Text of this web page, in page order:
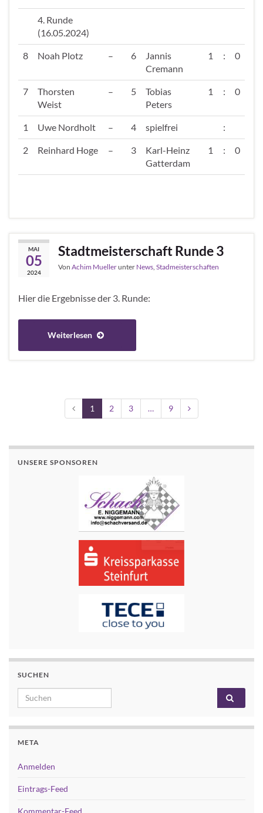
4. Runde
(16.05.2024)
8 Noah Plotz – 6
Jannis
Cremann
1 : 0
7
Thorsten
Weist
– 5
Tobias
Peters
1 : 0
1 Uwe Nordholt – 4 spielfrei :
2 Reinhard Hoge – 3
Karl-Heinz
Gatterdam
1 : 0
MAI
05
2024
Stadtmeisterschaft Runde 3
Von Achim Muellerunter News Stadmeisterschaften
Hier die Ergebnisse der 3. Runde:
Weiterlesen
1 2 3 … 9
UNSERE SPONSOREN
SUCHEN
Search for:
META
Anmelden
Eintrags-Feed
Kommentar-Feed